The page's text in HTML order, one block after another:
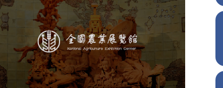
农业展览馆
文化艺术 展馆网站建设
博物馆展厅设计
数字博物馆建设
展厅空间设计
企业展厅设计
公司展厅设计
北京展厅设计 产品展厅设计